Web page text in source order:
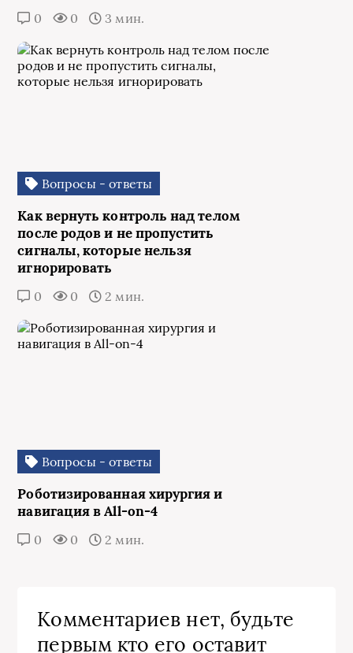
0 0 3 мин.
Вопросы - ответы
Как вернуть контроль над телом
после родов и не пропустить
сигналы, которые нельзя
игнорировать
0 0 2 мин.
Вопросы - ответы
Роботизированная хирургия и
навигация в All-on-4
0 0 2 мин.
Комментариев нет, будьте
первым кто его оставит